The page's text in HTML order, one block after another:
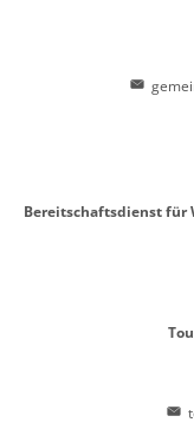
Bereitschaftsdienst für